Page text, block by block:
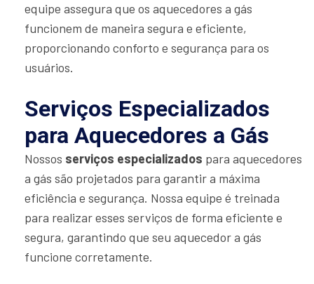
equipe assegura que os aquecedores a gás
funcionem de maneira segura e eficiente,
proporcionando conforto e segurança para os
usuários.
Serviços Especializados
para Aquecedores a Gás
Nossos serviços especializados para aquecedores
a gás são projetados para garantir a máxima
eficiência e segurança. Nossa equipe é treinada
para realizar esses serviços de forma eficiente e
segura, garantindo que seu aquecedor a gás
funcione corretamente.